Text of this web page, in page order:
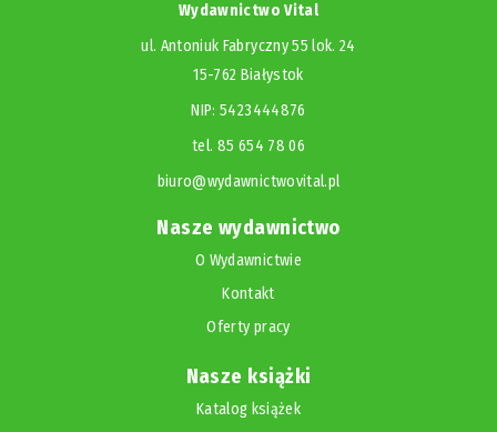
Wydawnictwo Vital
ul. Antoniuk Fabryczny 55 lok. 24
15-762 Białystok
NIP: 5423444876
tel. 85 654 78 06
biuro@wydawnictwovital.pl
Nasze wydawnictwo
O Wydawnictwie
Kontakt
Oferty pracy
Nasze książki
Katalog książek